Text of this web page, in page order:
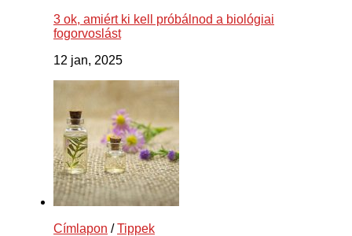
3 ok, amiért ki kell próbálnod a biológiai
fogorvoslást
12 jan, 2025
Címlapon /Tippek